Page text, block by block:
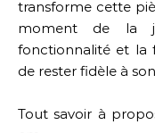
transforme cette
moment de la
fonctionnalité et la
de rester fidèle à
Tout savoir à